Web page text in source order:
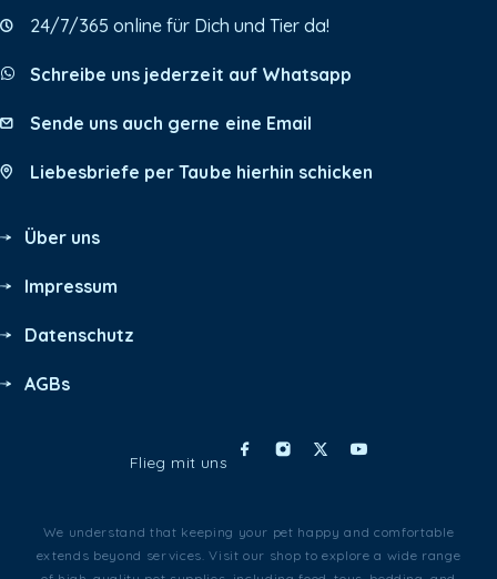
24/7/365 online für Dich und Tier da!
Schreibe uns jederzeit auf Whatsapp
Sende uns auch gerne eine Email
Liebesbriefe per Taube hierhin schicken
Über uns
Impressum
Datenschutz
AGBs
Flieg mit uns
We understand that keeping your pet happy and comfortable
extends beyond services. Visit our shop to explore a wide range